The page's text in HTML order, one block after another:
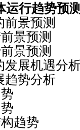
运行趋势预
景预测
预测
预测
展机遇分
势分析
趋势